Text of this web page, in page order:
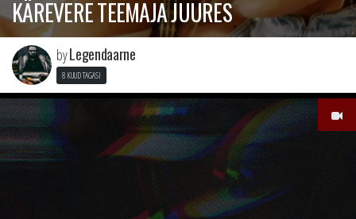
KÄREVERE TEEMAJA JUURES
byLegendaarne
8 KUUD TAGASI